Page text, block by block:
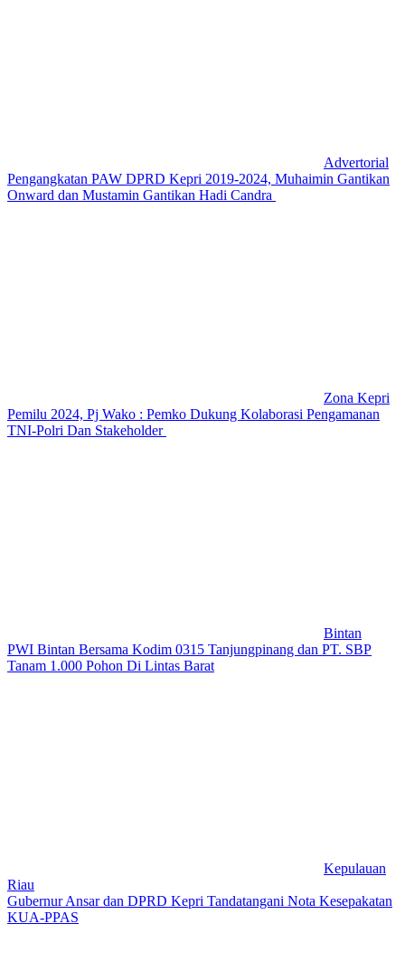
Advertorial
Pengangkatan PAW DPRD Kepri 2019-2024, Muhaimin Gantikan
Onward dan Mustamin Gantikan Hadi Candra
Zona Kepri
Pemilu 2024, Pj Wako : Pemko Dukung Kolaborasi Pengamanan
TNI-Polri Dan Stakeholder
Bintan
PWI Bintan Bersama Kodim 0315 Tanjungpinang dan PT. SBP
Tanam 1.000 Pohon Di Lintas Barat
Kepulauan
Riau
Gubernur Ansar dan DPRD Kepri Tandatangani Nota Kesepakatan
KUA-PPAS